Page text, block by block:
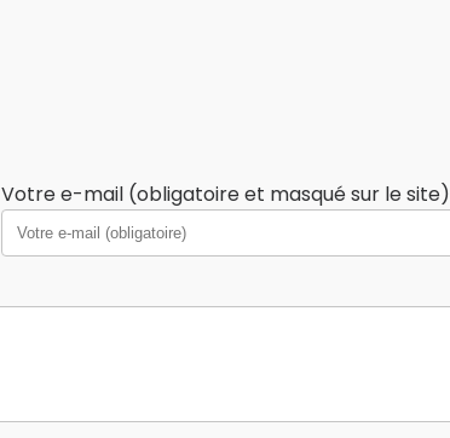
Votre e-mail (obligatoire et masqué sur le site)